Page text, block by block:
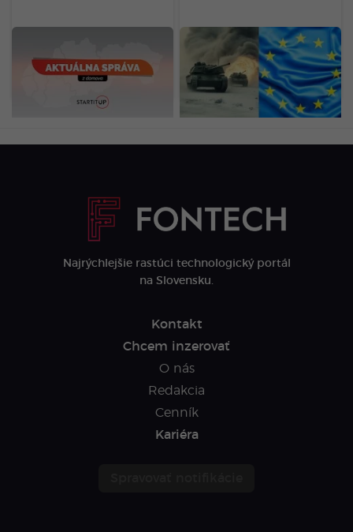
Slovnafte pod kontrolou,
príčina sa bude
vyšetrovať
Rusko pripravuje útok na
Európu a NATO, tvrdí
tajná služba. Pri sabotáži
má zneužiť cudziu vlajku
Najrýchlejšie rastúci technologický portál
na Slovensku.
Kontakt
Chcem inzerovať
O nás
Redakcia
Cenník
Kariéra